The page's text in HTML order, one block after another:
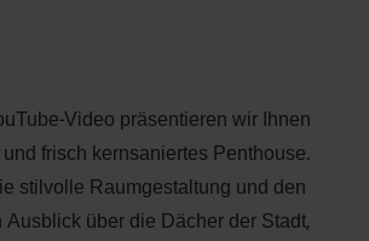
Video präsentieren wir Ihnen
frisch kernsaniertes Penthouse.
stilvolle Raumgestaltung und den
Ausblick über die Dächer der Stadt,